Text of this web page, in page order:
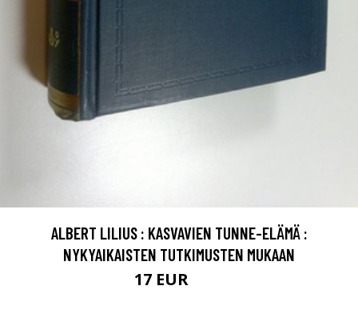
ALBERT LILIUS : KASVAVIEN TUNNE-ELÄMÄ :
NYKYAIKAISTEN TUTKIMUSTEN MUKAAN
17 EUR